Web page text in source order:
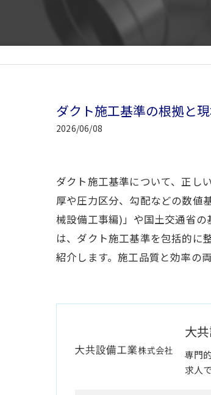
ダクト施工基準の根拠と
2026/06/08
ダクト施工基準について、正し
厚や圧力区分、勾配などの数値
械設備工事編)」や国土交通省
は、ダクト施工基準を包括的に
紹介します。施工品質と効率の
大
専門
求人